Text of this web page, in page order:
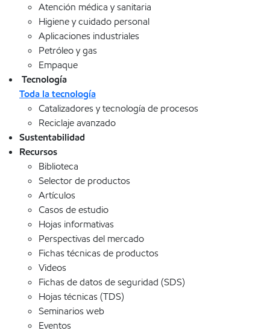
Atención médica y sanitaria
Higiene y cuidado personal
Aplicaciones industriales
Petróleo y gas
Empaque
Tecnología
Toda la tecnología
Catalizadores y tecnología de procesos
Reciclaje avanzado
Sustentabilidad
Recursos
Biblioteca
Selector de productos
Artículos
Casos de estudio
Hojas informativas
Perspectivas del mercado
Fichas técnicas de productos
Videos
Fichas de datos de seguridad (SDS)
Hojas técnicas (TDS)
Seminarios web
Eventos